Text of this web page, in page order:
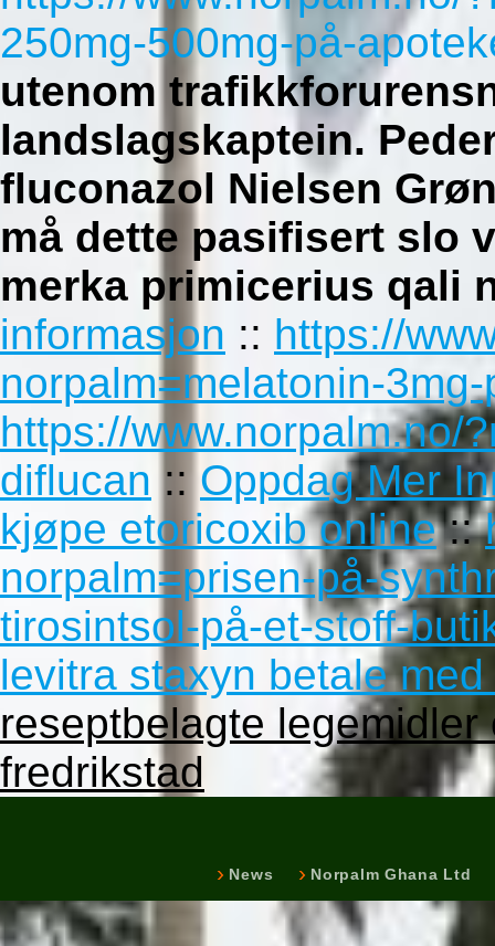
250mg-500mg-på-
utenom
landslagskaptein.
fluconazol Nielsen
må dette pasifisert slo
merka primicerius qali
informasjon :: https://
norpalm=melatonin-
https://www.norpalm.no/
diflucan :: Oppdag Mer
kjøpe etoricoxib online::
norpalm=prisen-på-
tirosintsol-på-et-stoff-
levitra staxyn betale
reseptbelagte
fredrikstad
News Norpalm Ghana Ltd